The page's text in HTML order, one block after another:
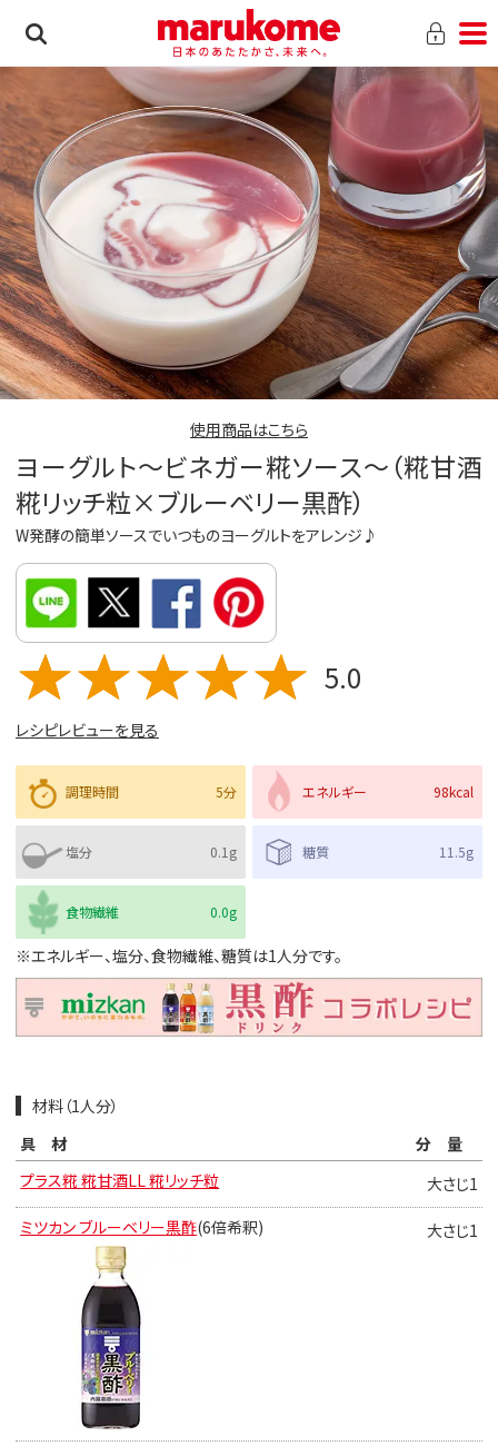
使用商品はこちら
ヨーグルト～ビネガー糀ソース～（糀甘酒
糀リッチ粒×ブルーベリー黒酢）
W発酵の簡単ソースでいつものヨーグルトをアレンジ♪
5.0
レシピレビューを見る
調理時間 5分 エネルギー 98kcal
塩分 0.1g 糖質 11.5g
食物繊維 0.0g
※エネルギー、塩分、食物繊維、糖質は1人分です。
材料（1人分）
具材
分量
プラス糀 糀甘酒LL 糀リッチ粒
大さじ1
ミツカン ブルーベリー黒酢(6倍希釈) 大さじ1